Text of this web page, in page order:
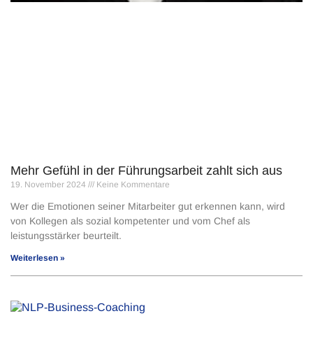
Mehr Gefühl in der Führungsarbeit zahlt sich aus
19. November 2024 Keine Kommentare
Wer die Emotionen seiner Mitarbeiter gut erkennen kann, wird
von Kollegen als sozial kompetenter und vom Chef als
leistungsstärker beur­teilt.
Weiterlesen »